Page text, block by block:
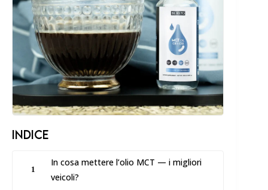
INDICE
1
In cosa mettere l’olio MCT — i migliori
veicoli?